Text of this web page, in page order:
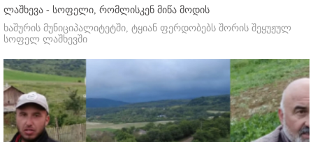
ლაშხევა - სოფელი, რომლისკენ მიწა მოდის
ხაშურის მუნიციპალიტეტში, ტყიან ფერდობებს შორის შეყუჟულ
სოფელ ლაშხევში